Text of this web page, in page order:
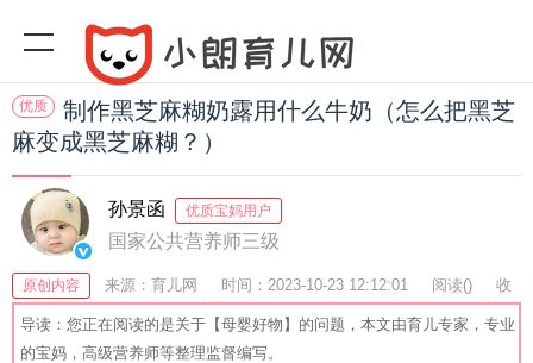
优质
制作黑芝麻糊奶露用什么牛奶（怎么把黑芝
麻变成黑芝麻糊？）
孙景函 优质宝妈用户
国家公共营养师三级
原创内容 来源：育儿网 时间：2023-10-23 12:12:01 阅读() 收
藏：53 分享：75 爆
导读：您正在阅读的是关于【母婴好物】的问题，本文由育儿专家，专业
的宝妈，高级营养师等整理监督编写。